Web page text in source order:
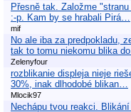
Přesně tak. Založme
:-p. Kam by se hrabali Pirá…
mif
No ale iba za predpokladu,
tak to tomu niekomu blika
Zelenyfour
rozblikanie displeja nieje
30%, inak dlhodobé blikan…
Mlocik97
Nechápu tvou reakci.